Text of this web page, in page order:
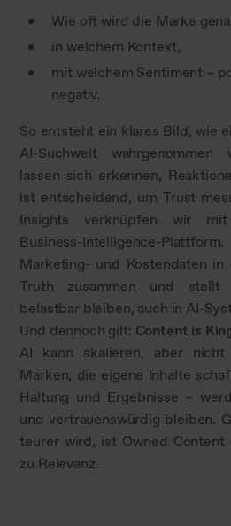
Wie oft wird die Marke
in welchem Kontext,
mit welchem Sentiment –
negativ.
So entsteht ein klares Bild, wie
AI-Suchwelt wahrgenommen
lassen sich erkennen,
ist entscheidend, um Trust
Insights verknüpfen wir
Business-Intelligence-
Marketing- und Kostendaten
Truth zusammen und stellt
belastbar bleiben, auch in AI-
Und dennoch gilt: Content is
AI kann skalieren, aber nicht
Marken, die eigene Inhalte
Haltung und Ergebnisse –
und vertrauenswürdig bleiben.
teurer wird, ist Owned Content
zu Relevanz.